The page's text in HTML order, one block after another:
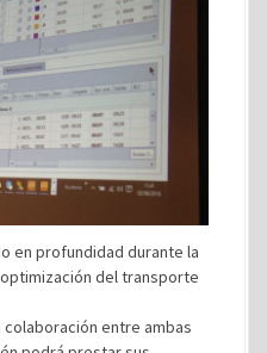
en profundidad durante la
del transporte
entre ambas